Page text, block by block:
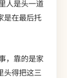
人是头一道
是在最后托
，靠的是家
头得把这三